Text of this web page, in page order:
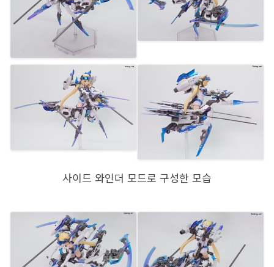
사이드 와인더 모드로 구성한 모습